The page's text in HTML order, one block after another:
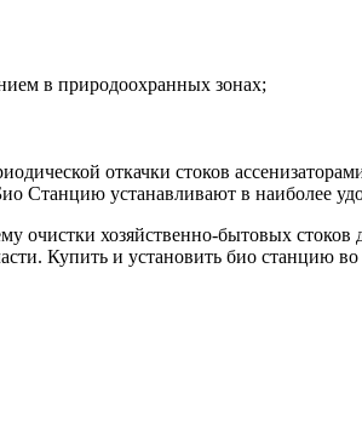
в природоохранных зонах;
откачки стоков
Станцию устанавливают в наиболее
хозяйственно-бытовых стоков
Купить и установить био станцию